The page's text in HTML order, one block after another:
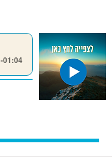
-01:04